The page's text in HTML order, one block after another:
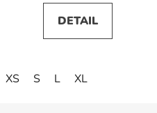
DETAIL
XS S L XL